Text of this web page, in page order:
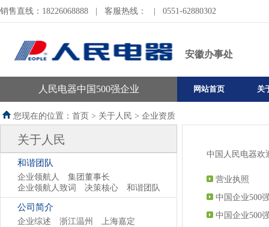
销售直线：18226068888 客服热线： 0551-62880302
安徽办事处
人民电器中国500强企业 网站首页 关
您现在的位置：首页 > 关于人民 > 企业资质
关于人民
和谐团队
企业领航人
集团董事长
企业领航人致词
决策核心 和谐团队
公司简介
企业综述 浙江温州
上海嘉定
中国人民电器欢
营业执照
中国企业500
中国企业500